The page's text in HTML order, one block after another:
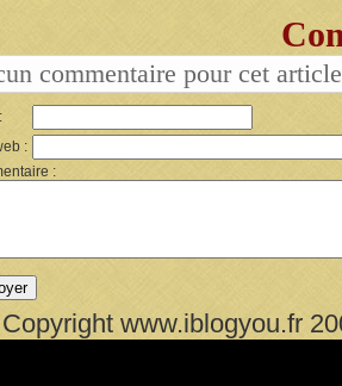
commentaire pour cet article
:
:
Copyright www.iblogyou.fr